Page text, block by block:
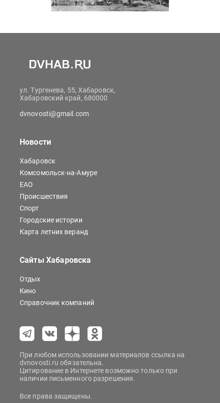
ул. Тургенева, 55, Хабаровск,
Хабаровский край, 680000
dvnovosti@gmail.com
Новости
Хабаровск
Комсомольск-на-Амуре
ЕАО
Происшествия
Спорт
Городские истории
Карта летних веранд
Сайты Хабаровска
Отдых
Кино
Справочник компаний
При любом использовании материалов ссылка на
dvnovosti.ru обязательна.
Цитирование в Интернете возможно только при
наличии письменного разрешения.
Все права защищены.